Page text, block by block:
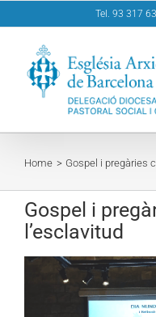
to
Tel. 93 317
Home Gospel i pregàries
Gospel i
l’esclavitud
View